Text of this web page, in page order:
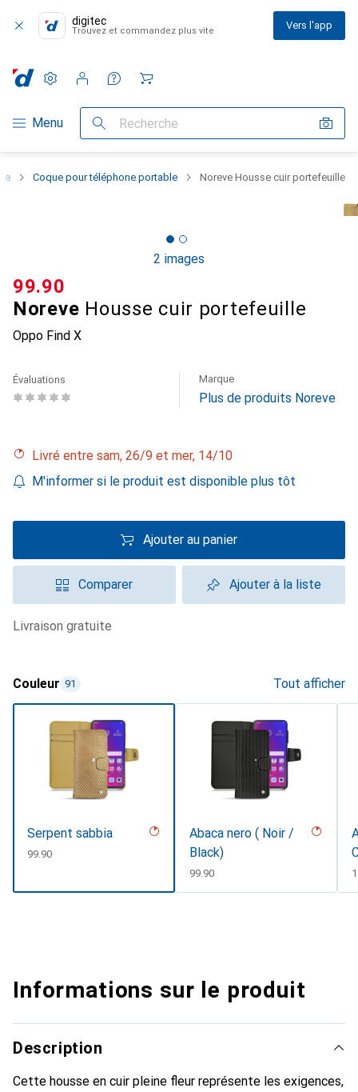
digitec
Trouvez et commandez plus vite Vers l'app
Navigation par catégorie
Menu Recherche
Paramètres
Compte client
Listes de comparaison
Listes d'envies
Panier
Coque pour téléphone portable Noreve Housse cuir portefeuille
2 images
Noreve Housse cuir portefeuille
Oppo Find X
CHF
99.90
Évaluations Marque
Plus de produits Noreve
Livré entre sam, 26/9 et mer, 14/10
M'informer si le produit est disponible plus tôt
Ajouter au panier
Comparer Ajouter à la liste
livraison gratuite
Couleur 91 Tout afficher
Serpent sabbia
CHF
99.90
Abaca nero ( Noir /
Black)
CHF
99.90
Informations sur le produit
Description
Cette housse en cuir pleine fleur représente les exigences,